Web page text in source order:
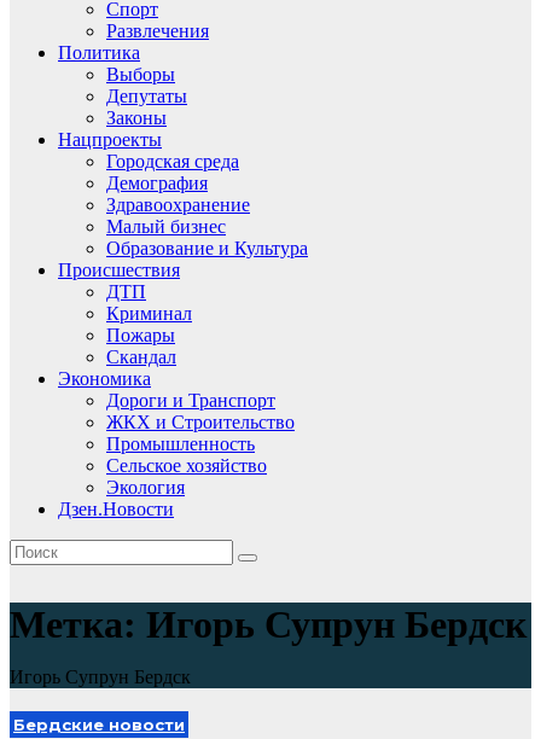
Спорт
Развлечения
Политика
Выборы
Депутаты
Законы
Нацпроекты
Городская среда
Демография
Здравоохранение
Малый бизнес
Образование и Культура
Происшествия
ДТП
Криминал
Пожары
Скандал
Экономика
Дороги и Транспорт
ЖКХ и Строительство
Промышленность
Сельское хозяйство
Экология
Дзен.Новости
Метка: Игорь Супрун Бердск
Игорь Супрун Бердск
Бердские новости